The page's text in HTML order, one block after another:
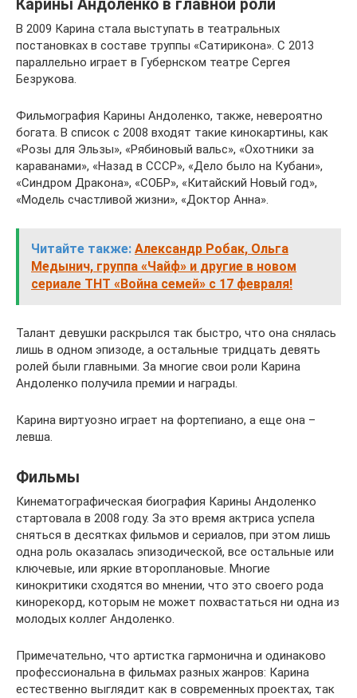
Карины Андоленко в главной роли
В 2009 Карина стала выступать в театральных
постановках в составе труппы «Сатирикона». С 2013
параллельно играет в Губернском театре Сергея
Безрукова.
Фильмография Карины Андоленко, также, невероятно
богата. В список с 2008 входят такие кинокартины, как
«Розы для Эльзы», «Рябиновый вальс», «Охотники за
караванами», «Назад в СССР», «Дело было на Кубани»,
«Синдром Дракона», «СОБР», «Китайский Новый год»,
«Модель счастливой жизни», «Доктор Анна».
Читайте также: Александр Робак, Ольга
Медынич, группа «Чайф» и другие в новом
сериале ТНТ «Война семей» с 17 февраля!
Талант девушки раскрылся так быстро, что она снялась
лишь в одном эпизоде, а остальные тридцать девять
ролей были главными. За многие свои роли Карина
Андоленко получила премии и награды.
Карина виртуозно играет на фортепиано, а еще она –
левша.
Фильмы
Кинематографическая биография Карины Андоленко
стартовала в 2008 году. За это время актриса успела
сняться в десятках фильмов и сериалов, при этом лишь
одна роль оказалась эпизодической, все остальные или
ключевые, или яркие второплановые. Многие
кинокритики сходятся во мнении, что это своего рода
кинорекорд, которым не может похвастаться ни одна из
молодых коллег Андоленко.
Примечательно, что артистка гармонична и одинаково
профессиональна в фильмах разных жанров: Карина
естественно выглядит как в современных проектах, так